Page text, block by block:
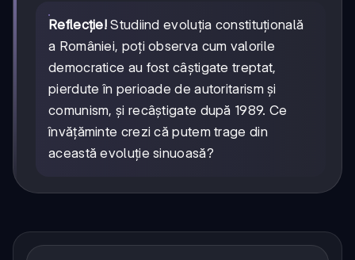
Reflecție! Studiind evoluția constituțională
a României, poți observa cum valorile
democratice au fost câștigate treptat,
pierdute în perioade de autoritarism și
comunism, și recâștigate după 1989. Ce
învățăminte crezi că putem trage din
această evoluție sinuoasă?